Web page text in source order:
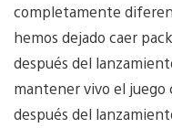
completamente
hemos dejado caer
después del
mantener vivo el juego
después del